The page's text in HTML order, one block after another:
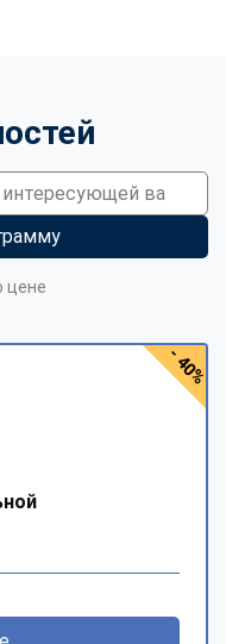
цене
- 40%